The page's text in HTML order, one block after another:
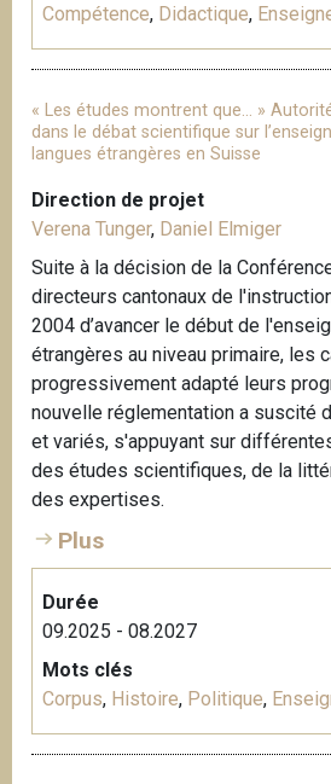
Compétence, Didactique,
« Les études montrent que… »
dans le débat scientifique sur
langues étrangères en Suisse
Direction de projet
Verena Tunger, Daniel Elmiger
Suite à la décision de la
directeurs cantonaux de
2004 d’avancer le début de
étrangères au niveau primaire, les
progressivement adapté leurs
nouvelle réglementation a suscité
et variés, s'appuyant sur
des études scientifiques, de la
des expertises.
Plus
Durée
09.2025 - 08.2027
Mots clés
Corpus, Histoire, Politique,